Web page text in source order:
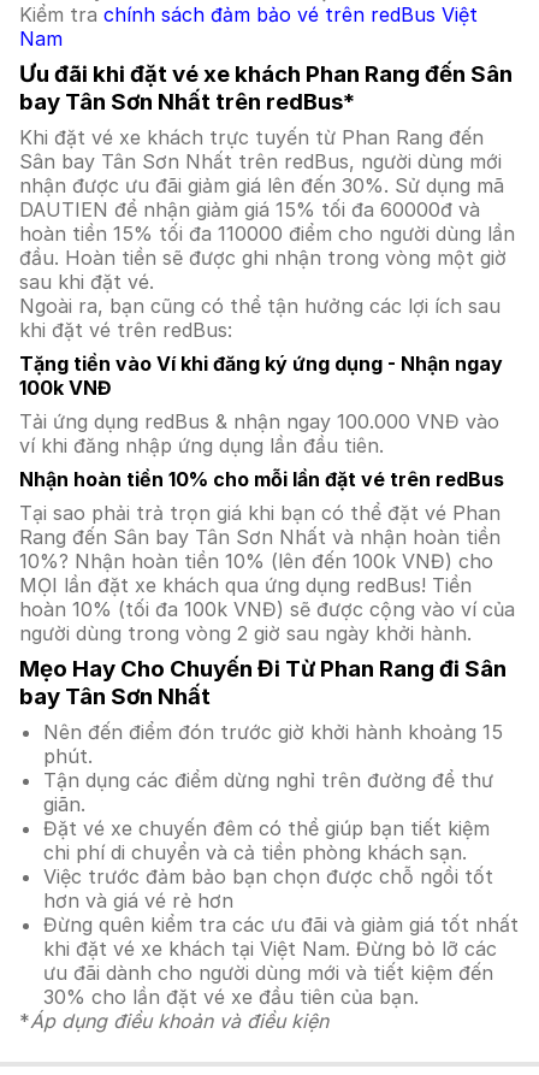
Kiểm tra chính sách đảm bảo vé trên redBus Việt
Nam
Ưu đãi khi đặt vé xe khách Phan Rang đến Sân
bay Tân Sơn Nhất trên redBus*
Khi đặt vé xe khách trực tuyến từ Phan Rang đến
Sân bay Tân Sơn Nhất trên redBus, người dùng mới
nhận được ưu đãi giảm giá lên đến 30%. Sử dụng mã
DAUTIEN để nhận giảm giá 15% tối đa 60000đ và
hoàn tiền 15% tối đa 110000 điểm cho người dùng lần
đầu. Hoàn tiền sẽ được ghi nhận trong vòng một giờ
sau khi đặt vé.
Ngoài ra, bạn cũng có thể tận hưởng các lợi ích sau
khi đặt vé trên redBus:
Tặng tiền vào Ví khi đăng ký ứng dụng - Nhận ngay
100k VNĐ
Tải ứng dụng redBus & nhận ngay 100.000 VNĐ vào
ví khi đăng nhập ứng dụng lần đầu tiên.
Nhận hoàn tiền 10% cho mỗi lần đặt vé trên redBus
Tại sao phải trả trọn giá khi bạn có thể đặt vé Phan
Rang đến Sân bay Tân Sơn Nhất và nhận hoàn tiền
10%? Nhận hoàn tiền 10% (lên đến 100k VNĐ) cho
MỌI lần đặt xe khách qua ứng dụng redBus! Tiền
hoàn 10% (tối đa 100k VNĐ) sẽ được cộng vào ví của
người dùng trong vòng 2 giờ sau ngày khởi hành.
Mẹo Hay Cho Chuyến Đi Từ Phan Rang đi Sân
bay Tân Sơn Nhất
Nên đến điểm đón trước giờ khởi hành khoảng 15
phút.
Tận dụng các điểm dừng nghỉ trên đường để thư
giãn.
Đặt vé xe chuyến đêm có thể giúp bạn tiết kiệm
chi phí di chuyển và cả tiền phòng khách sạn.
Việc trước đảm bảo bạn chọn được chỗ ngồi tốt
hơn và giá vé rẻ hơn
Đừng quên kiểm tra các ưu đãi và giảm giá tốt nhất
khi đặt vé xe khách tại Việt Nam. Đừng bỏ lỡ các
ưu đãi dành cho người dùng mới và tiết kiệm đến
30% cho lần đặt vé xe đầu tiên của bạn.
*Áp dụng điều khoản và điều kiện